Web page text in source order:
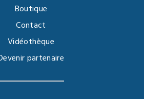
Boutique
Contact
Vidéothèque
partenaire